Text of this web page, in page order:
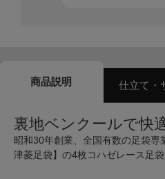
商品説明 仕立て・
裏地ベンクールで快
昭和30年創業、全国有数の足袋専
津菱足袋】の4枚コハゼレース足袋